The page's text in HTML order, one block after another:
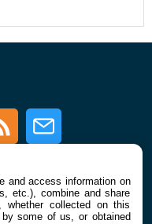
RSS Newsletter
and access information on
etc.), combine and share
whether collected on this
some of us, or obtained